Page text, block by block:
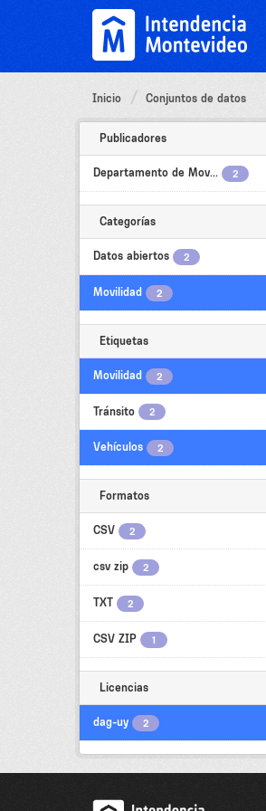
Inicio Conjuntos de datos
Publicadores
Departamento de Mov... 2
Categorías
Datos abiertos 2
Movilidad 2
Etiquetas
Movilidad 2
Tránsito 2
Vehículos 2
Formatos
CSV 2
csv zip 2
TXT 2
CSV ZIP 1
Licencias
dag-uy 2